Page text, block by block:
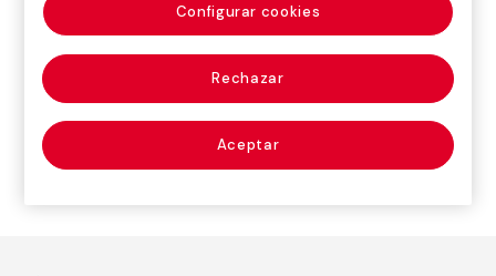
default)
Véaserebeldía.
Rechazar
Aceptar
Configurar cookies